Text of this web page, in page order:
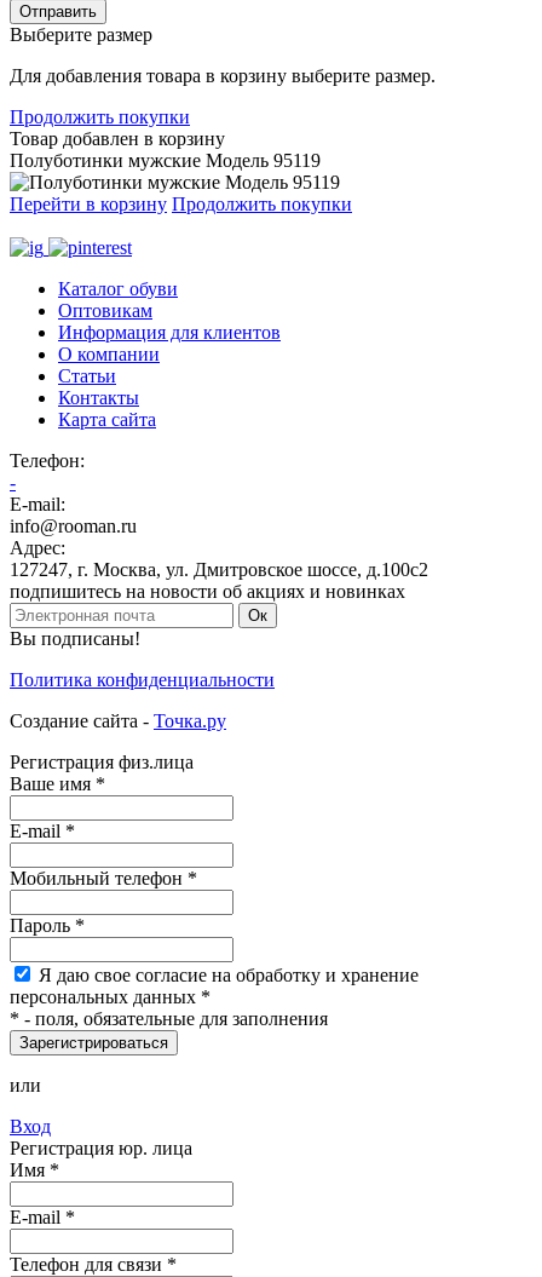
Отправить
Выберите размер
Для добавления товара в корзину выберите размер.
Продолжить покупки
Товар добавлен в корзину
Полуботинки мужские Модель 95119
Перейти в корзину Продолжить покупки
Каталог обуви
Оптовикам
Информация для клиентов
О компании
Статьи
Контакты
Карта сайта
Телефон:
-
E-mail:
info@rooman.ru
Адрес:
127247, г. Москва, ул. Дмитровское шоссе, д.100с2
подпишитесь на новости об акциях и новинках
Ок
Вы подписаны!
Политика конфиденциальности
Создание сайта - Точка.ру
Регистрация физ.лица
Ваше имя *
E-mail *
Мобильный телефон *
Пароль *
Я даю свое согласие на обработку и хранение
персональных данных *
* - поля, обязательные для заполнения
Зарегистрироваться
или
Вход
Регистрация юр. лица
Имя *
E-mail *
Телефон для связи *